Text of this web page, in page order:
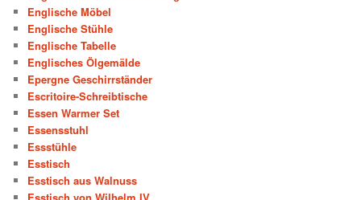
Englische Möbel
Englische Stühle
Englische Tabelle
Englisches Ölgemälde
Epergne Geschirrständer
Escritoire-Schreibtische
Essen Warmer Set
Essensstuhl
Essstühle
Esstisch
Esstisch aus Walnuss
Esstisch von Wilhelm IV